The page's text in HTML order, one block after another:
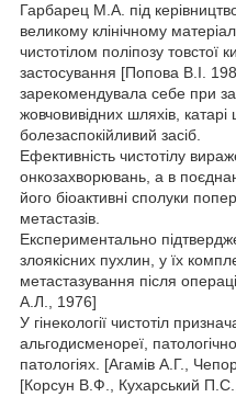
Гарбарец М.А. під
великому клінічному
чистотілом поліпозу товстої
застосування [Попова В.І.
зарекомендувала себе при
жовчовивідних шляхів,
болезаспокійливий засіб.
Ефективність чистотілу
онкозахворювань, а в
його біоактивні сполуки
метастазів.
Експериментально
злоякісних пухлин, у їх
метастазування після
А.Л., 1976]
У гінекології чистотіл
альгодисменореї,
патологіях. [Агамів А.Г.,
[Корсун В.Ф., Кухарський